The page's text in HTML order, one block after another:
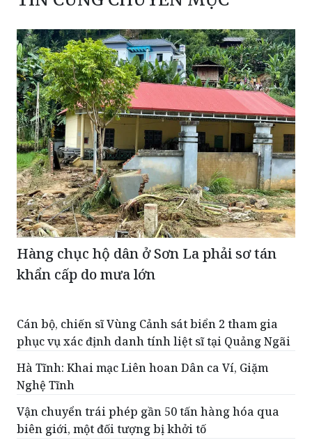
Hàng chục hộ dân ở Sơn La phải sơ tán
khẩn cấp do mưa lớn
Cán bộ, chiến sĩ Vùng Cảnh sát biển 2 tham gia
phục vụ xác định danh tính liệt sĩ tại Quảng Ngãi
Hà Tĩnh: Khai mạc Liên hoan Dân ca Ví, Giặm
Nghệ Tĩnh
Vận chuyển trái phép gần 50 tấn hàng hóa qua
biên giới, một đối tượng bị khởi tố